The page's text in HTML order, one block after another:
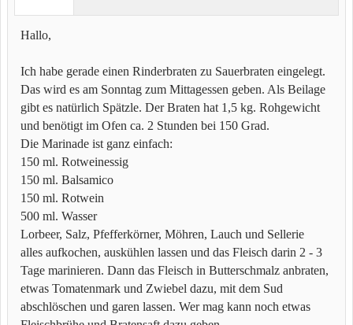
Hallo,
Ich habe gerade einen Rinderbraten zu Sauerbraten eingelegt.
Das wird es am Sonntag zum Mittagessen geben. Als Beilage
gibt es natürlich Spätzle. Der Braten hat 1,5 kg. Rohgewicht
und benötigt im Ofen ca. 2 Stunden bei 150 Grad.
Die Marinade ist ganz einfach:
150 ml. Rotweinessig
150 ml. Balsamico
150 ml. Rotwein
500 ml. Wasser
Lorbeer, Salz, Pfefferkörner, Möhren, Lauch und Sellerie
alles aufkochen, auskühlen lassen und das Fleisch darin 2 - 3
Tage marinieren. Dann das Fleisch in Butterschmalz anbraten,
etwas Tomatenmark und Zwiebel dazu, mit dem Sud
abschlöschen und garen lassen. Wer mag kann noch etwas